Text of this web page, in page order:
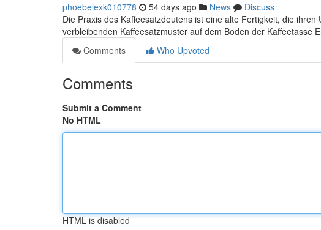
phoebelexk010778 54 days ago News
Discuss
Die Praxis des Kaffeesatzdeutens ist eine alte Fertigkeit, die
verbleibenden Kaffeesatzmuster auf dem Boden der Kaffeetasse
Comments
Who Upvoted
Comments
Submit a Comment
No HTML
HTML is disabled